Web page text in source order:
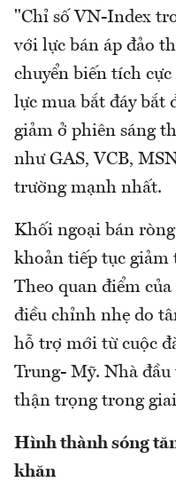
"Chỉ số VN-Index
với lực bán áp đảo
chuyển biến tích
lực mua bắt đáy bắt
giảm ở phiên sáng
như GAS, VCB,
trường mạnh nhất.
Khối ngoại bán
khoản tiếp tục giảm
Theo quan điểm
điều chỉnh nhẹ do
hỗ trợ mới từ cuộc
Trung- Mỹ. Nhà
thận trọng trong
Hình thành sóng
khăn